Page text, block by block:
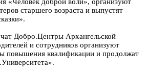
старшего возраста и выпустят
Добро.Центры Архангельской
и сотрудников организуют
повышения квалификации и продолжат